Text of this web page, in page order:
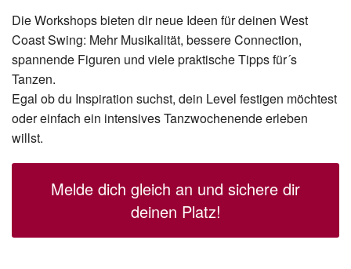
Die Workshops bieten dir neue Ideen für deinen West
Coast Swing: Mehr Musikalität, bessere Connection,
spannende Figuren und viele praktische Tipps für´s
Tanzen.
Egal ob du Inspiration suchst, dein Level festigen möchtest
oder einfach ein intensives Tanzwochenende erleben
willst.
Melde dich gleich an und sichere dir
deinen Platz!